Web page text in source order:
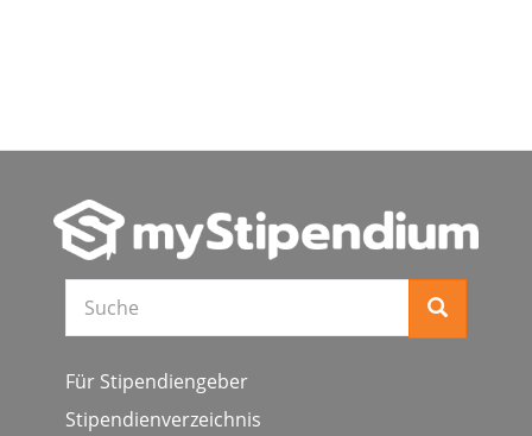
Suche
Für Stipendiengeber
Stipendienverzeichnis